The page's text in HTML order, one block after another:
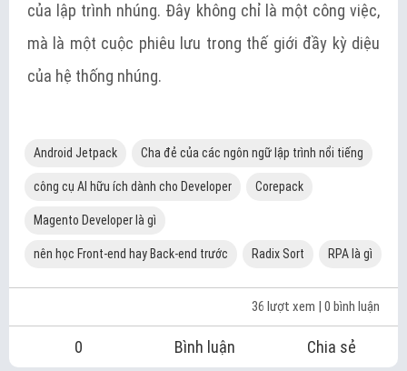
của lập trình nhúng. Đây không chỉ là một công việc,
mà là một cuộc phiêu lưu trong thế giới đầy kỳ diệu
của hệ thống nhúng.
Android Jetpack Cha đẻ của các ngôn ngữ lập trình nổi tiếng
công cụ AI hữu ích dành cho Developer Corepack
Magento Developer là gì
nên học Front-end hay Back-end trước Radix Sort RPA là gì
36 lượt xem | 0 bình luận
0 Bình luận Chia sẻ